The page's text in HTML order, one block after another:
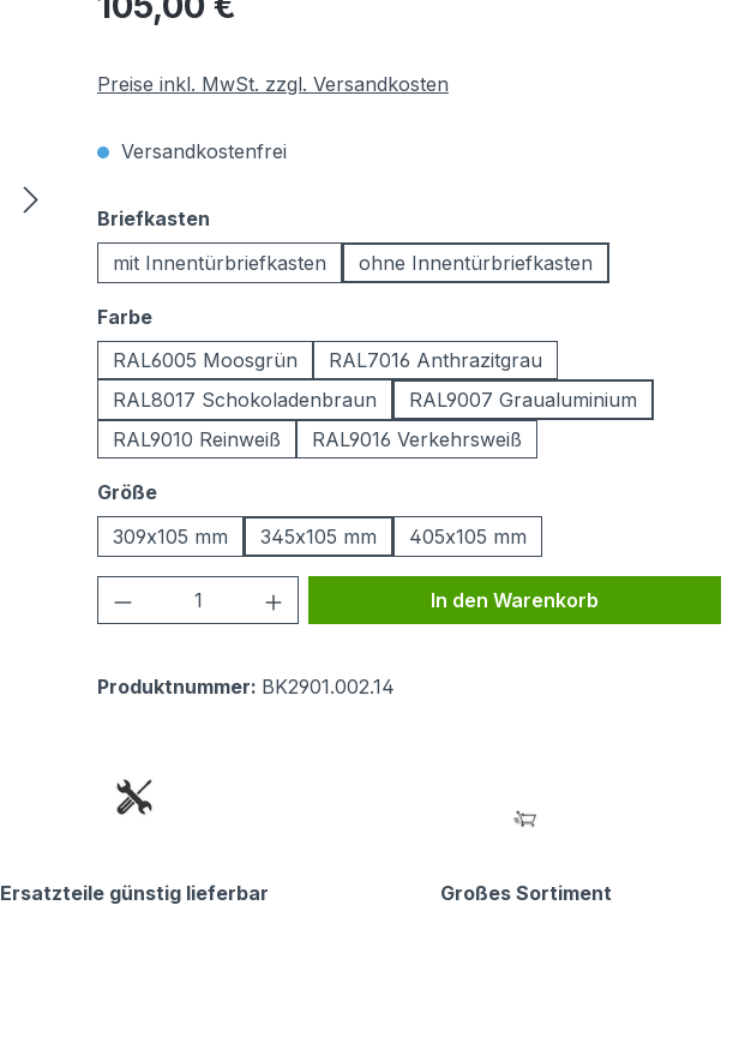
Preise inkl. MwSt. zzgl. Versandkosten
Versandkostenfrei
Briefkasten
mit Innentürbriefkasten
ohne Innentürbriefkasten
Farbeauswählen
RAL6005 Moosgrün
RAL7016 Anthrazitgrau
RAL8017 Schokoladenbraun
RAL9007 Graualuminium
RAL9010 Reinweiß
RAL9016 Verkehrsweiß
Größeauswählen
309x105 mm
345x105 mm 405x105 mm
Produkt Anzahl: Gib den gewünschten Wert
In den Warenkorb
Produktnummer: BK2901.002.14
Ersatzteile günstig lieferbar Großes Sortiment